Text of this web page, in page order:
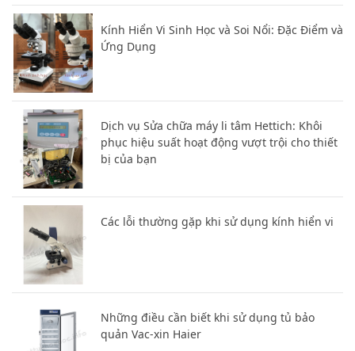
Kính Hiển Vi Sinh Học và Soi Nổi: Đặc Điểm và
Ứng Dụng
Dịch vụ Sửa chữa máy li tâm Hettich: Khôi
phục hiệu suất hoạt động vượt trội cho thiết
bị của bạn
Các lỗi thường gặp khi sử dụng kính hiển vi
Những điều cần biết khi sử dụng tủ bảo
quản Vac-xin Haier